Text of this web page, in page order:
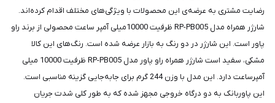
رضایت مشتری به عرضه‌ی این محصولات با ویژگی‌های مختلف اقدام کرده‌اند.
شارژر همراه مدل RP-PB005 ظرفیت 10000میلی آمپر ساعت محصولی از برند راو
پاور است. این شارژر در دو رنگ به بازار عرضه شده است. رنگ‌های این کالا
مشکی، سفید است شارژر همراه راو پاور مدل RP-PB005 ظرفیت 10000 میلی
آمپرساعت دارد. این مدل با وزن 244 گرم برای جابه‌جایی گزینه مناسبی است.
این پاوربانک به دو درگاه خروجی مجهز شده که به طور کلی شدت جریان